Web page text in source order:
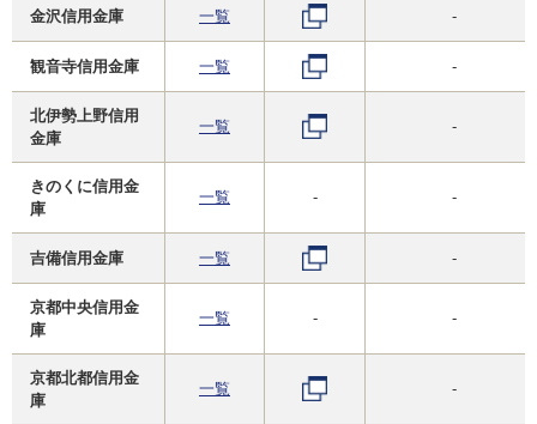
金沢信用金庫 一覧 -
観音寺信用金庫 一覧 -
北伊勢上野信用
金庫
一覧 -
きのくに信用金
庫
一覧 - -
吉備信用金庫 一覧 -
京都中央信用金
庫
一覧 - -
京都北都信用金
庫
一覧 -